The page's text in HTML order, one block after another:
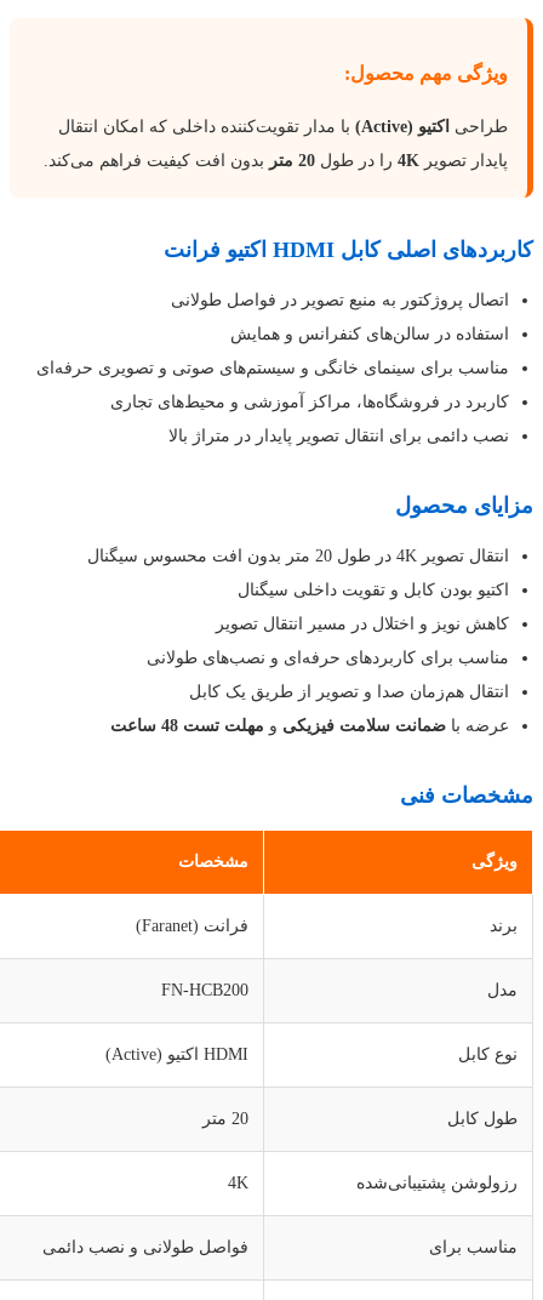
ویژگی مهم محصول:
طراحی اکتیو (Active)
با مدار تقویت‌کننده داخلی که امکان انتقال
پایدار تصویر 4K را در طول 20 متر بدون افت کیفیت فراهم می‌کند.
کاربردهای اصلی کابل HDMI اکتیو فرانت
اتصال پروژکتور به منبع تصویر در فواصل طولانی
استفاده در سالن‌های کنفرانس و همایش
مناسب برای سینمای خانگی و سیستم‌های صوتی و تصویری حرفه‌ای
کاربرد در فروشگاه‌ها، مراکز آموزشی و محیط‌های تجاری
نصب دائمی برای انتقال تصویر پایدار در متراژ بالا
مزایای محصول
انتقال تصویر 4K در طول 20 متر بدون افت محسوس سیگنال
اکتیو بودن کابل و تقویت داخلی سیگنال
کاهش نویز و اختلال در مسیر انتقال تصویر
مناسب برای کاربردهای حرفه‌ای و نصب‌های طولانی
انتقال هم‌زمان صدا و تصویر از طریق یک کابل
عرضه با ضمانت سلامت فیزیکی و مهلت تست 48 ساعت
مشخصات فنی
ویژگی مشخصات
برند فرانت (Faranet)
مدل FN-HCB200
نوع کابل HDMI اکتیو (Active)
طول کابل 20 متر
رزولوشن پشتیبانی‌شده 4K
مناسب برای فواصل طولانی و نصب دائمی